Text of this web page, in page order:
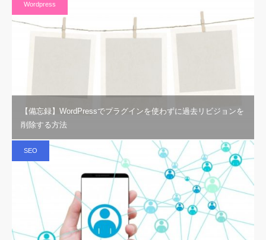
Wordpress
【備忘録】WordPressでプラグインを使わずに過去リビジョンを
削除する方法
SEO